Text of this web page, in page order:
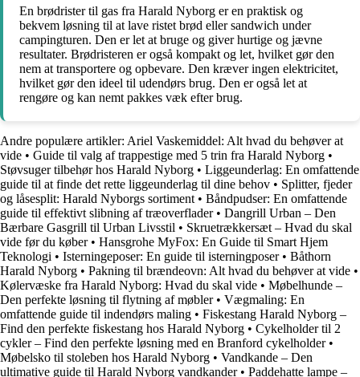
En brødrister til gas fra Harald Nyborg er en praktisk og
bekvem løsning til at lave ristet brød eller sandwich under
campingturen. Den er let at bruge og giver hurtige og jævne
resultater. Brødristeren er også kompakt og let, hvilket gør den
nem at transportere og opbevare. Den kræver ingen elektricitet,
hvilket gør den ideel til udendørs brug. Den er også let at
rengøre og kan nemt pakkes væk efter brug.
Andre populære artikler: Ariel Vaskemiddel: Alt hvad du behøver at
vide • Guide til valg af trappestige med 5 trin fra Harald Nyborg •
Støvsuger tilbehør hos Harald Nyborg • Liggeunderlag: En omfattende
guide til at finde det rette liggeunderlag til dine behov • Splitter, fjeder
og låsesplit: Harald Nyborgs sortiment • Båndpudser: En omfattende
guide til effektivt slibning af træoverflader• Dangrill Urban – Den
Bærbare Gasgrill til Urban Livsstil • Skruetrækkersæt – Hvad du skal
vide før du køber• Hansgrohe MyFox: En Guide til Smart Hjem
Teknologi • Isterningeposer: En guide til isterningposer• Båthorn
Harald Nyborg • Pakning til brændeovn: Alt hvad du behøver at vide •
Kølervæske fra Harald Nyborg: Hvad du skal vide • Møbelhunde –
Den perfekte løsning til flytning af møbler• Vægmaling: En
omfattende guide til indendørs maling • Fiskestang Harald Nyborg –
Find den perfekte fiskestang hos Harald Nyborg • Cykelholder til 2
cykler – Find den perfekte løsning med en Branford cykelholder•
Møbelsko til stoleben hos Harald Nyborg • Vandkande – Den
ultimative guide til Harald Nyborg vandkander• Paddehatte lampe –